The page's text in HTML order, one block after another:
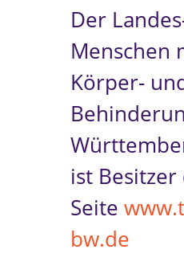
Der
Menschen
Körper-
ist
Seite
bw.de